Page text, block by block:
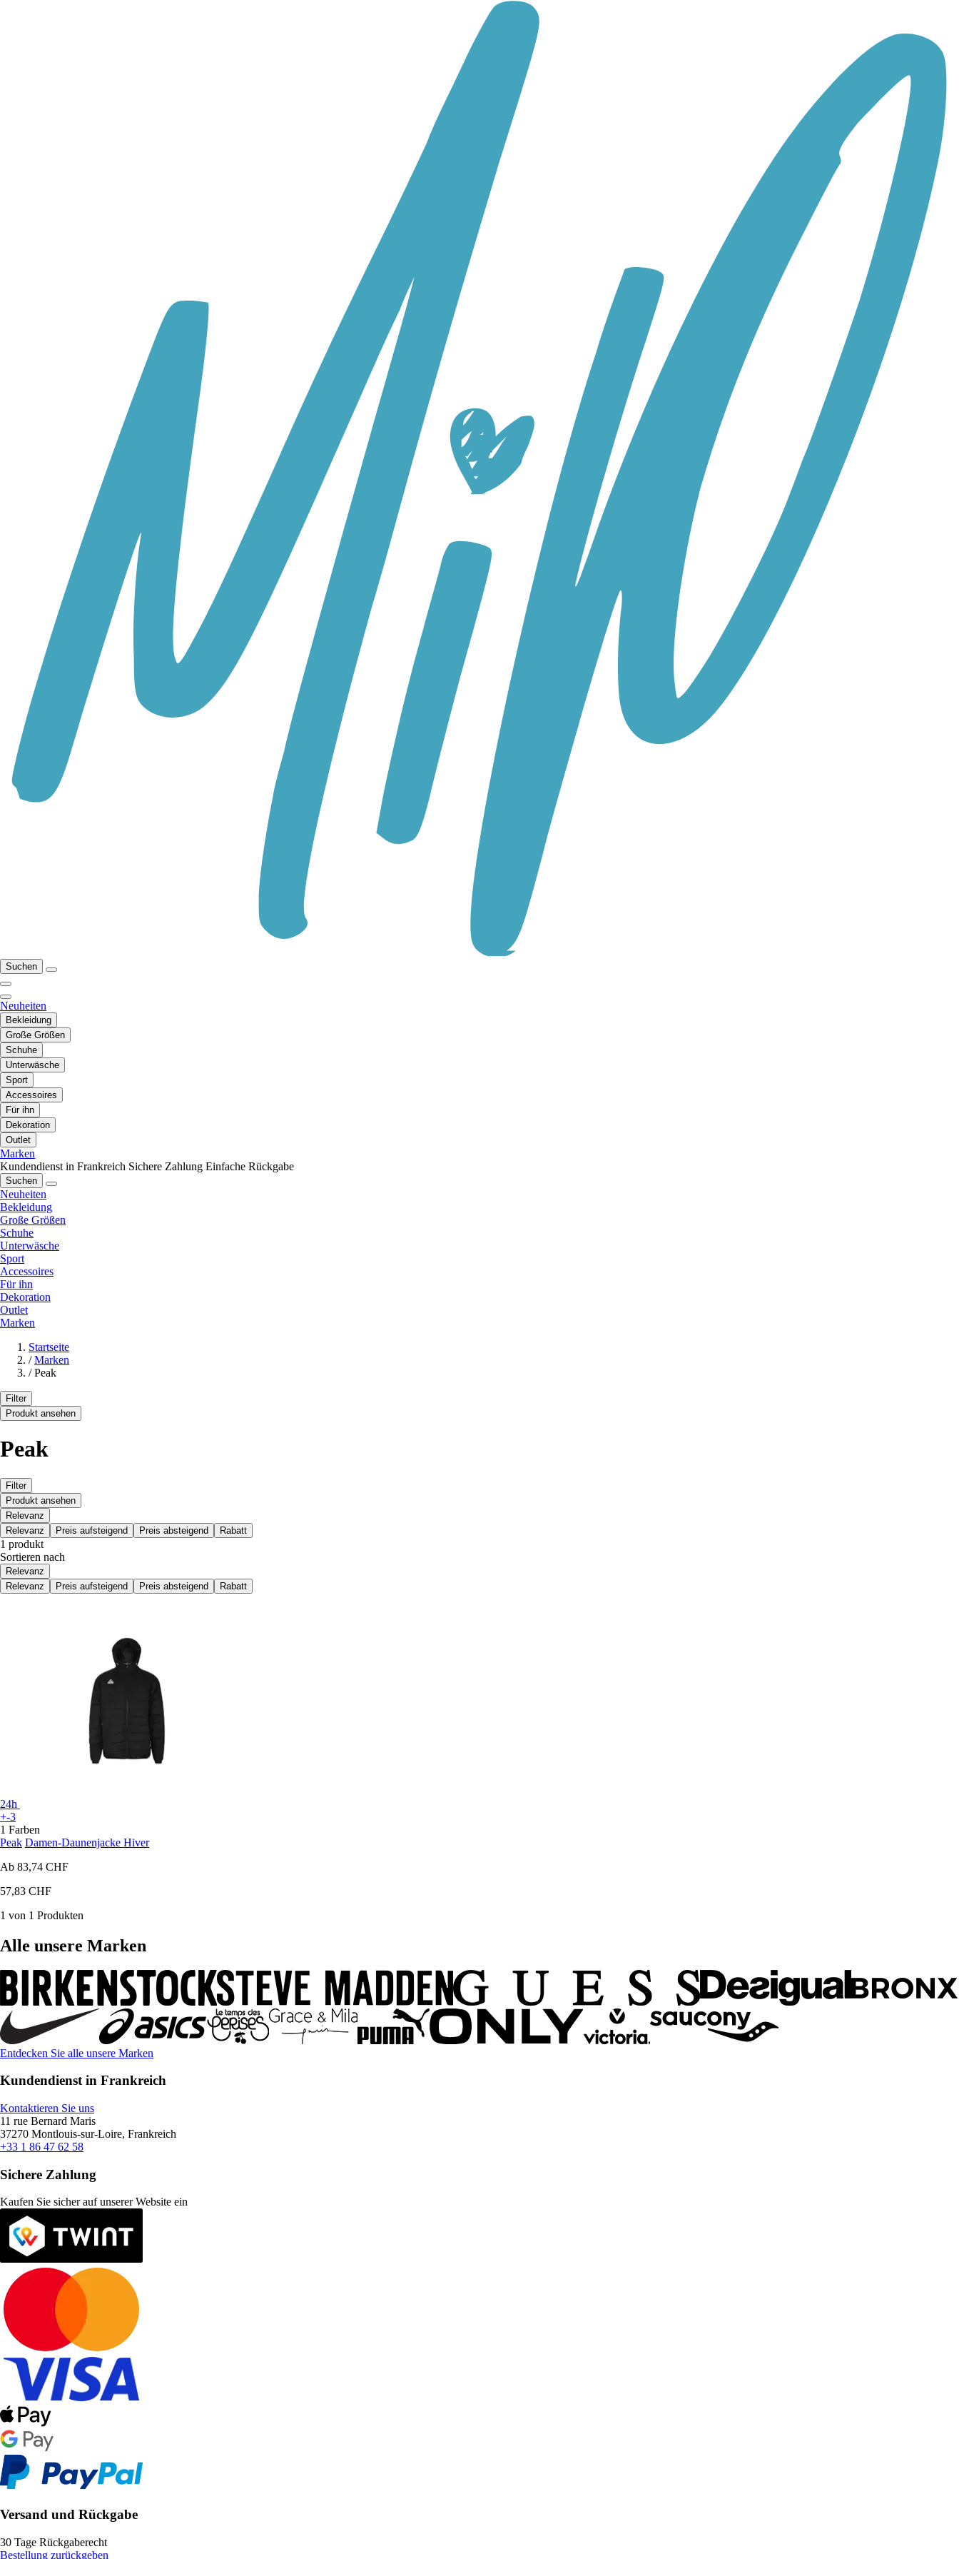
Suchen
Neuheiten
Bekleidung
Große Größen
Schuhe
Unterwäsche
Sport
Accessoires
Für ihn
Dekoration
Outlet
Marken
Kundendienst in Frankreich Sichere Zahlung Einfache Rückgabe
Suchen
Neuheiten
Bekleidung
Große Größen
Schuhe
Unterwäsche
Sport
Accessoires
Für ihn
Dekoration
Outlet
Marken
Startseite
/ Marken
/ Peak
Filter
Produkt ansehen
Peak
Filter
Produkt ansehen
Relevanz
Relevanz
Preis aufsteigend Preis absteigend Rabatt
1 produkt
Sortieren nach
Relevanz
Relevanz
Preis aufsteigend Preis absteigend Rabatt
24h
+-3
1 Farben
Peak Damen-Daunenjacke Hiver
Ab 83,74 CHF
57,83 CHF
1 von 1 Produkten
Alle unsere Marken
Entdecken Sie alle unsere Marken
Kundendienst in Frankreich
Kontaktieren Sie uns
11 rue Bernard Maris
37270 Montlouis-sur-Loire, Frankreich
+33 1 86 47 62 58
Sichere Zahlung
Kaufen Sie sicher auf unserer Website ein
Versand und Rückgabe
30 Tage Rückgaberecht
Bestellung zurückgeben